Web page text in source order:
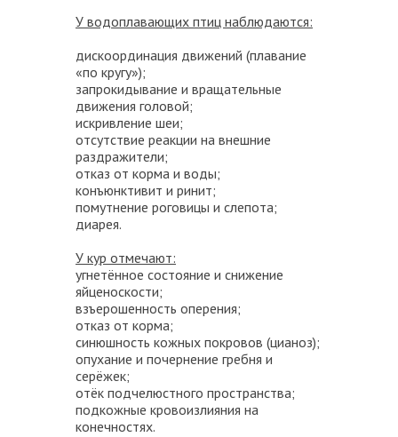
У водоплавающих птиц наблюдаются:
дискоординация движений (плавание
«по кругу»);
запрокидывание и вращательные
движения головой;
искривление шеи;
отсутствие реакции на внешние
раздражители;
отказ от корма и воды;
конъюнктивит и ринит;
помутнение роговицы и слепота;
диарея.
У кур отмечают:
угнетённое состояние и снижение
яйценоскости;
взъерошенность оперения;
отказ от корма;
синюшность кожных покровов (цианоз);
опухание и почернение гребня и
серёжек;
отёк подчелюстного пространства;
подкожные кровоизлияния на
конечностях.